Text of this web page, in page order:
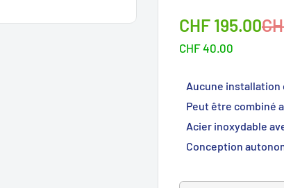
Sonderpreis
CHF 195.00
CHF 40.00
Aucune
Peut être combiné
Acier inoxydable
Conception